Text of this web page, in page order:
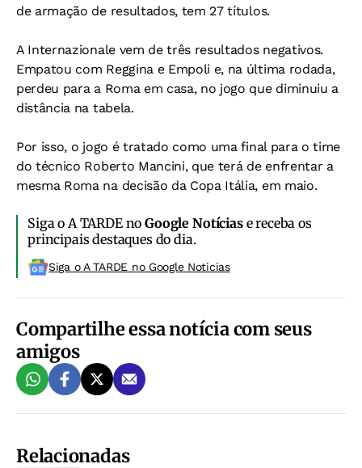
de armação de resultados, tem 27 títulos.
A Internazionale vem de três resultados negativos.
Empatou com Reggina e Empoli e, na última rodada,
perdeu para a Roma em casa, no jogo que diminuiu a
distância na tabela.
Por isso, o jogo é tratado como uma final para o time
do técnico Roberto Mancini, que terá de enfrentar a
mesma Roma na decisão da Copa Itália, em maio.
Siga o A TARDE noGoogle Notíciase receba os
principais destaques do dia.
Siga o A TARDE no Google Noticias
Compartilhe essa notícia com seus
amigos
Relacionadas